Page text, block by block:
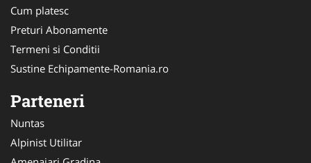
Cum platesc
Preturi Abonamente
Termeni si Conditii
Sustine Echipamente-Romania.ro
Parteneri
Nuntas
Alpinist Utilitar